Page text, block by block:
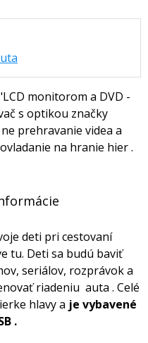
monitorom a DVD -
s optikou značky
prehravanie videa a
na hranie hier .
deti pri cestovaní
tu. Deti sa budú baviť
seriálov, rozprávok a
riadeniu auta . Celé
hlavy a je vybavené
.